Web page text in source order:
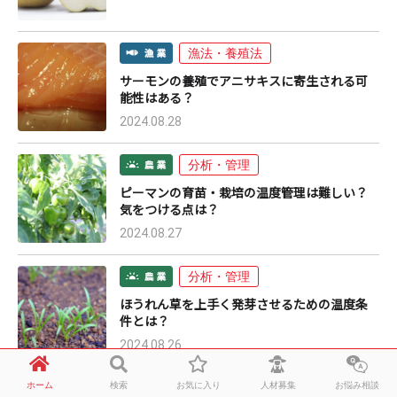
漁法・養殖法
サーモンの養殖でアニサキスに寄生される可
能性はある？
2024.08.28
分析・管理
ピーマンの育苗・栽培の温度管理は難しい？
気をつける点は？
2024.08.27
分析・管理
ほうれん草を上手く発芽させるための温度条
件とは？
2024.08.26
ホーム 検索 お気に入り 人材募集 お悩み相談